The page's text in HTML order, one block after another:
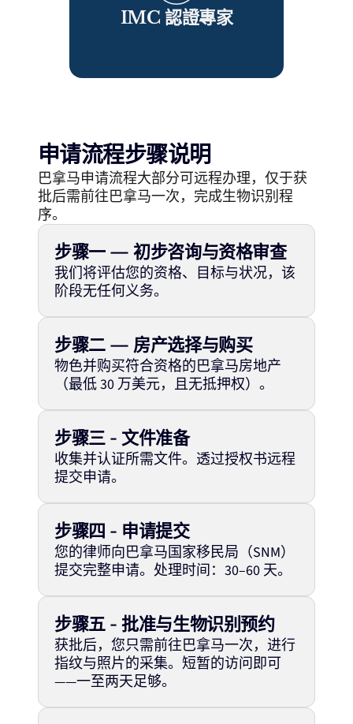
IMC 認證專家
申请流程步骤说明
巴拿马申请流程大部分可远程办理，仅于获
批后需前往巴拿马一次，完成生物识别程
序。
步骤一 — 初步咨询与资格审查
我们将评估您的资格、目标与状况，该
阶段无任何义务。
步骤二 — 房产选择与购买
物色并购买符合资格的巴拿马房地产
（最低 30 万美元，且无抵押权）。
步骤三 - 文件准备
收集并认证所需文件。透过授权书远程
提交申请。
步骤四 - 申请提交
您的律师向巴拿马国家移民局（SNM）
提交完整申请。处理时间：30–60 天。
步骤五 - 批准与生物识别预约
获批后，您只需前往巴拿马一次，进行
指纹与照片的采集。短暂的访问即可
——一至两天足够。